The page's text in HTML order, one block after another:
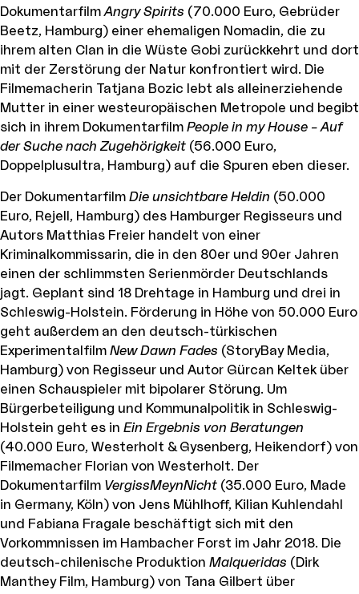
Dokumentarfilm Angry Spirits (70.000 Euro, Gebrüder
Beetz, Hamburg) einer ehemaligen Nomadin, die zu
ihrem alten Clan in die Wüste Gobi zurückkehrt und dort
mit der Zerstörung der Natur konfrontiert wird. Die
Filmemacherin Tatjana Bozic lebt als alleinerziehende
Mutter in einer westeuropäischen Metropole und begibt
sich in ihrem Dokumentarfilm People in my House – Auf
der Suche nach Zugehörigkeit (56.000 Euro,
Doppelplusultra, Hamburg) auf die Spuren eben dieser.
Der Dokumentarfilm Die unsichtbare Heldin (50.000
Euro, Rejell, Hamburg) des Hamburger Regisseurs und
Autors Matthias Freier handelt von einer
Kriminalkommissarin, die in den 80er und 90er Jahren
einen der schlimmsten Serienmörder Deutschlands
jagt. Geplant sind 18 Drehtage in Hamburg und drei in
Schleswig-Holstein. Förderung in Höhe von 50.000 Euro
geht außerdem an den deutsch-türkischen
Experimentalfilm New Dawn Fades (StoryBay Media,
Hamburg) von Regisseur und Autor Gürcan Keltek über
einen Schauspieler mit bipolarer Störung. Um
Bürgerbeteiligung und Kommunalpolitik in Schleswig-
Holstein geht es in Ein Ergebnis von Beratungen
(40.000 Euro, Westerholt & Gysenberg, Heikendorf) von
Filmemacher Florian von Westerholt. Der
Dokumentarfilm VergissMeynNicht (35.000 Euro, Made
in Germany, Köln) von Jens Mühlhoff, Kilian Kuhlendahl
und Fabiana Fragale beschäftigt sich mit den
Vorkommnissen im Hambacher Forst im Jahr 2018. Die
deutsch-chilenische Produktion Malqueridas (Dirk
Manthey Film, Hamburg) von Tana Gilbert über